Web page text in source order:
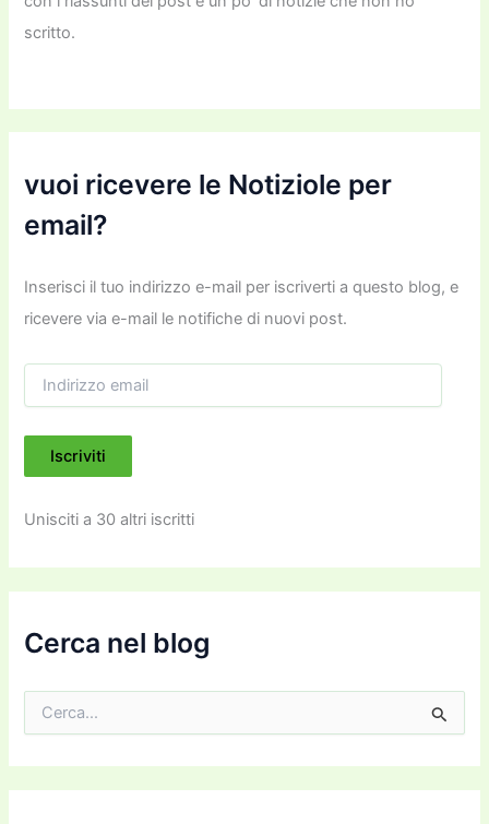
scritto.
vuoi ricevere le Notiziole per
email?
Inserisci il tuo indirizzo e-mail per iscriverti a questo blog, e
ricevere via e-mail le notifiche di nuovi post.
i
i
z
e
m
i
Iscriviti
Unisciti a 30 altri iscritti
Cerca nel blog
c
a